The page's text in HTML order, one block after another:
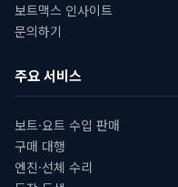
보트맥스 인사이트
문의하기
주요 서비스
보트·요트 수입 판매
구매 대행
엔진·선체 수리